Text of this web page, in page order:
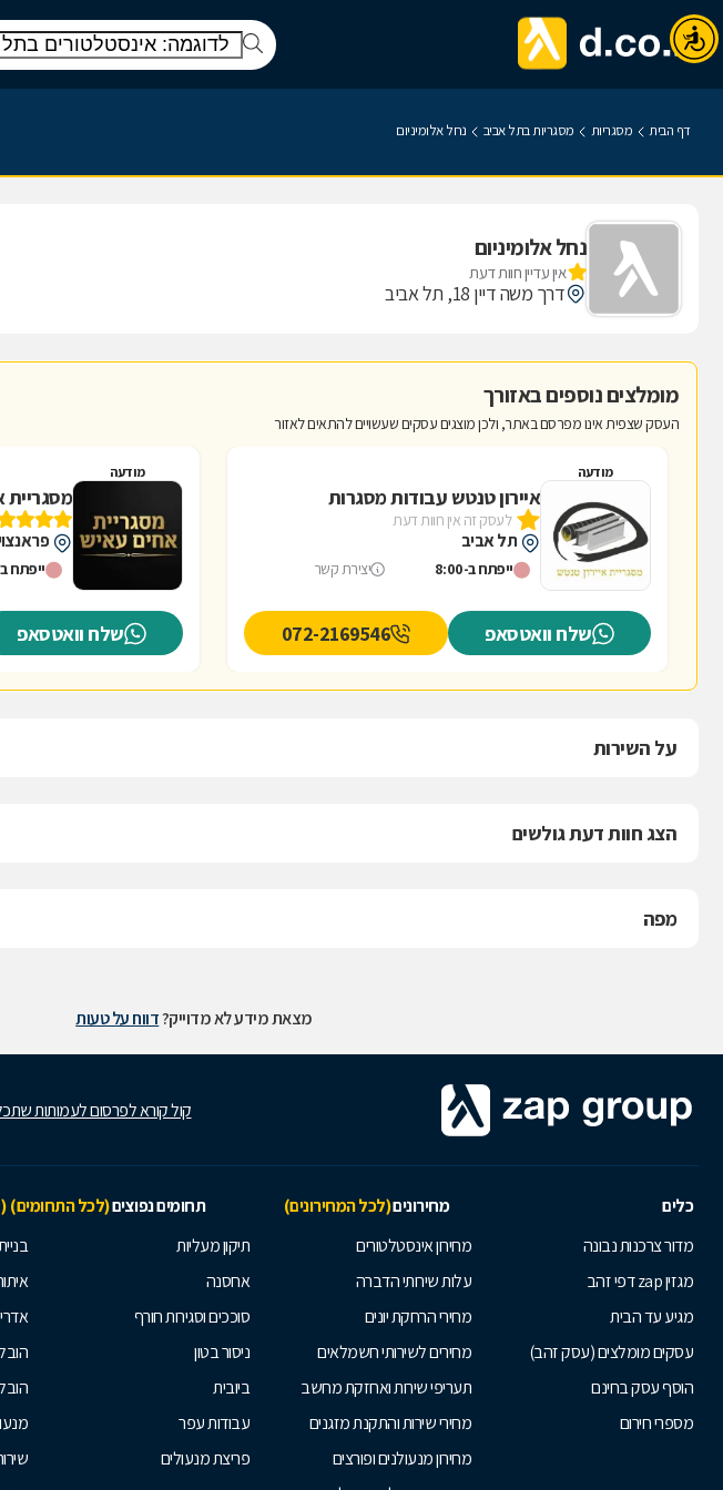
דף הבית מסגריות מסגריות בתל אביב נחל אלומיניום
נחל אלומיניום
אין עדיין חוות דעת
דרך משה דיין 18, תל אביב
מומלצים נוספים באזורך
העסק שצפית אינו מפרסם באתר, ולכן מוצגים עסקים שעשויים להתאים לאזור
מודעה
איירון טנטש עבודות מסגרות
לעסק זה אין חוות דעת
תל אביב
ייפתח ב-8:00 יצירת קשר
שלח וואטסאפ 072-2169546
מודעה
פראנצויז 9, דרום
ייפתח ב-
שלח וואטסאפ
על השירות
הצג חוות דעת גולשים
מפה
מצאת מידע לא מדוייק?דווח על טעות
קול קורא לפרסום לעמותות
כלים מחירונים(לכל המחירונים) תחומים נפוצים(לכל התחומים)
מדור צרכנות נבונה
מגזין zap דפי זהב
מגיע עד הבית
עסקים מומלצים (עסק זהב)
הוסף עסק בחינם
מספרי חירום
מחירון אינסטלטורים
עלות שירותי הדברה
מחירי הרחקת יונים
מחירים לשירותי חשמלאים
תעריפי שירות ואחזקת מחשב
מחירי שירות והתקנת מזגנים
מחירון מנעולנים ופורצים
תיקון מעליות
אחסנה
סוככים וסגירות חורף
ניסור בטון
ביובית
עבודות עפר
פריצת מנעולים